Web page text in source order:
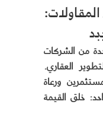
:
من الشركات
العقاري.
ورعاة
خلق القيمة